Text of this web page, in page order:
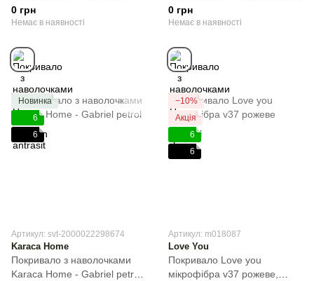
antrasit, Темно-сірий, Євро,
200х220 см, 50х70см (2шт)
0 грн
Немає в наявності
Бежевий, Євро, 220х230 см,
50х70см (2шт)
0 грн
Немає в наявності
Новинка
6
6
Артикул: svt-2000022298674
Karaca Home
Покривало з наволочками
Karaca Home - Gabriel petrol,
−10%
Акція
6
6
Артикул: m018087
Love You
Покривало Love you
мікрофібра v37 рожеве,